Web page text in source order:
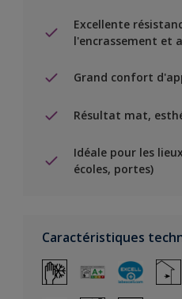
Excellente
l'encrassement et
Grand confort
Résultat mat,
Idéale pour les
écoles, portes)
Caractéristiques